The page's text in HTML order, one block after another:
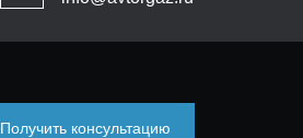
Получить консультацию